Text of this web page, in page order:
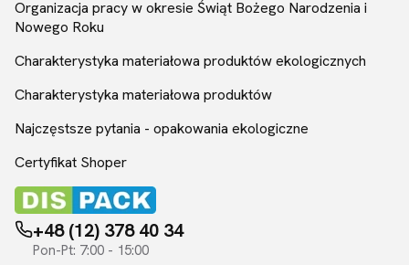
+48 (12) 378 40 34
Pon-Pt: 7:00 - 15:00
Organizacja pracy w okresie Świąt Bożego Narodzenia i
Nowego Roku
Charakterystyka materiałowa produktów ekologicznych
Charakterystyka materiałowa produktów
Najczęstsze pytania - opakowania ekologiczne
Certyfikat Shoper